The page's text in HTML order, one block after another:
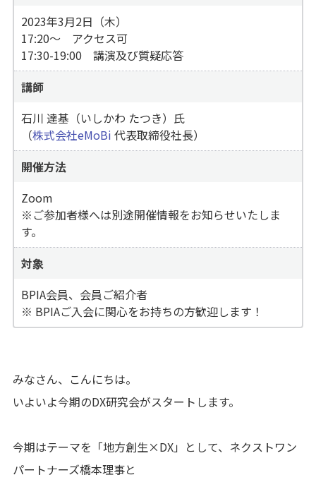
2023年3月2日（木）
17:20〜 アクセス可
17:30-19:00 講演及び質疑応答
講師
石川 達基（いしかわ たつき）氏
（株式会社eMoBi 代表取締役社長）
開催方法
Zoom
※ご参加者様へは別途開催情報をお知らせいたしま
す。
対象
BPIA会員、会員ご紹介者
※ BPIAご入会に関心をお持ちの方歓迎します！
みなさん、こんにちは。
いよいよ今期のDX研究会がスタートします。
今期はテーマを「地方創生×DX」として、ネクストワン
パートナーズ橋本理事と